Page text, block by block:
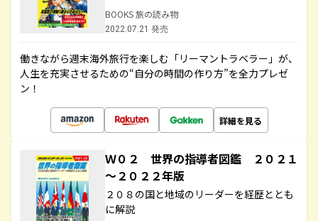
BOOKS 旅の読み物
2022.07.21 発売
働きながら週末海外旅行を楽しむ「リーマントラベラー」が、
人生を充実させるための“自分の時間の作り方”を全力プレゼ
ン！
詳細を見る
Ｗ０２ 世界の指導者図鑑 ２０２１
～２０２２年版
２０８の国と地域のリーダーを経歴ととも
に解説